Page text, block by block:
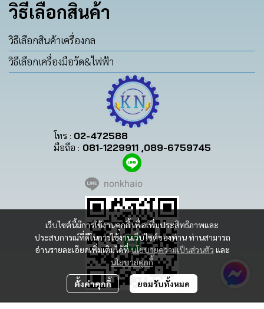
เว็บไซต์นี้มีการใช้งานคุกกี้ เพื่อเพิ่มประสิทธิภาพและ
ประสบการณ์ที่ดีในการใช้งานเว็บไซต์ของท่าน ท่านสามารถ
อ่านรายละเอียดเพิ่มเติมได้ที่นโยบายความเป็นส่วนตัว และ
นโยบายคุกกี้
ตั้งค่าคุกกี้ ยอมรับทั้งหมด
วิธีเลือกสินค้า
วิธีเลือกสินค้าเครื่องกล
วิธีเลือกเครื่องมือวัด&ไฟฟ้า
โทร : 02-472588
มือถือ : 081-1229911 ,089-6759745
nonkhaio